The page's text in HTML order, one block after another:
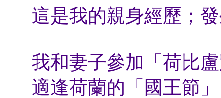
這是我的親身經歷；
我和妻子參加「荷比
適逢荷蘭的「國王節